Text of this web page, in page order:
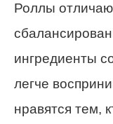
Роллы
ингредиенты
легче
нравятся тем,